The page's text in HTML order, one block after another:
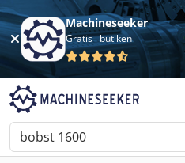
Machineseeker
Gratis i butiken